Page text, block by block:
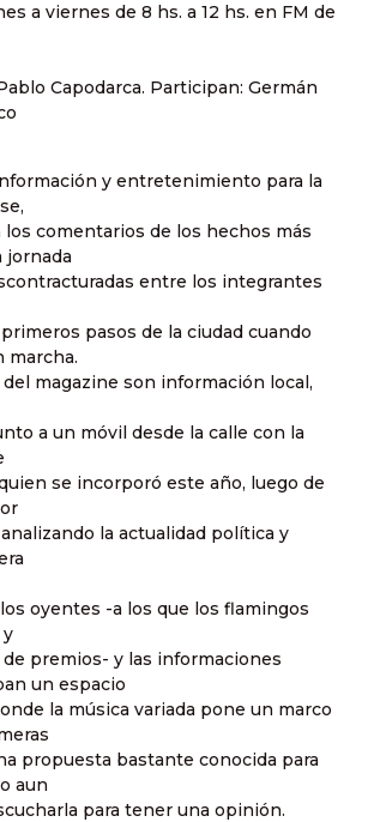
a viernes de 8 hs. a 12 hs. en FM de
Capodarca. Participan: Germán
y entretenimiento para la
comentarios de los hechos más
jornada
entre los integrantes
pasos de la ciudad cuando
marcha.
magazine son información local,
a un móvil desde la calle con la
se incorporó este año, luego de
la actualidad política y
oyentes -a los que los flamingos
y
premios- y las informaciones
un espacio
la música variada pone un marco
propuesta bastante conocida para
aun
para tener una opinión.